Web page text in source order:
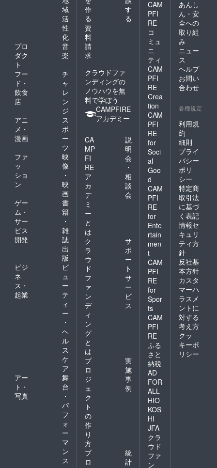
震など
の天災
や疫病
の感染
拡⼤で
の緊急
事態宣
⾔の発
令など
やむを
得ない
状況で
につい
ては、
キャン
セル料
はかか
らない
ものと
しま
す。
の譲渡
の場
合、次
月の利
用時間
に繰越
されま
す）
末まで
予約可
能） ＊
キャン
セルポ
リシー
は以下
の通り
になり
ます。
〜1ヶ月
変更可
当日
：予約
失効
（他利
用者へ
の譲渡
の場
合、次
月の利
用時間
に繰越
されま
レン
ダーア
プリに
希望の
時間数
をご入
力くだ
さい。
・3 ヶ
⽉後の
⽉末ま
で予約
ること
ます。
（例：4
⽉ 1 ⽇
に予約
→7 ⽉
末まで
予約可
能） ＊
キャン
セルポ
リシー
は以下
の通り
になり
ます。
〜1ヶ月
前 ：
変更可
1ヶ月〜
当日
：予約
（他利
用者へ
の譲渡
の場
合、次
月の利
用時間
に繰越
り入れ
た衛生
管理
ファイ
ル（衛
生管理
計画）
を作成
してい
ただき
ます。
◎予約
用時間
入いた
だいた
プラン
に応じ
た時間
の範囲
内で、
予約カ
レン
ダーア
プリに
希望の
時間数
をご入
力くだ
さい。
・3 ヶ
⽉後の
⽉末ま
で予約
を⼊れ
ること
ができ
ます。
（例：4
⽉ 1 ⽇
に予約
→7 ⽉
末まで
予約可
能） ＊
域
活
性
化
プロ
ダク
ト
音
楽
フー
ド・
飲食
店
チ
ャ
レ
ン
ジ
アニ
メ・
漫画
ス
ポ
ー
ツ
ファ
ッ
ショ
ン
映
像
・
映
画
ゲー
ム・
サー
ビス
開発
書
籍
・
雑
誌
出
版
ビジ
ネ
ス・
起業
ビ
ュ
ー
テ
ィ
ー
・
ヘ
ル
ス
ケ
ア
アー
ト・
写真
舞
台
・
パ
フ
ォ
ー
マ
ン
ス
作
る
す
る
資
料
請
求
クラウドファ
ンディングの
ノウハウを無
料で学ぼう
CAMPFIRE
アカデミー
CA
MP
FI
RE
ア
カ
デ
ミ
ー
と
は
説
明
会
・
相
談
会
ク
ラ
ウ
ド
フ
ァ
ン
デ
ィ
ン
グ
と
は
サ
ポ
ー
ト
サ
ー
ビ
ス
プ
ロ
ジ
ェ
ク
ト
の
作
り
方
実
施
事
例
プ
ロ
統
計
CAM
PFI
RE
コ
ミュ
ニ
ティ
CAM
PFI
RE
Crea
tion
CAM
PFI
RE
for
Soci
al
Goo
d
CAM
PFI
RE
for
Ente
rtain
men
t
CAM
PFI
RE
for
Spor
ts
CAM
PFI
RE
ふる
さと
納税
AD
FOR
ALL
HIO
KOS
HI
JFA
クラ
ウド
ファ
ン
あんし
ん・安
全への
取り組
み
ニュー
ス
ヘルプ
お問い
合わせ
各種規定
利用規
約
細則
プライ
バシー
ポリ
シー
特定商
取引法
に基づ
く表記
情報セ
キュリ
ティ方
針
反社基
本方針
カスタ
マーハ
ラスメ
ントに
対する
考え方
クッ
キーポ
リシー